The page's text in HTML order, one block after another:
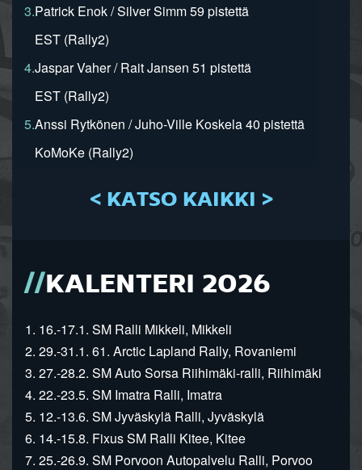
3.Patrick Enok / Silver Simm 59 pistettä
EST (Rally2)
4.Jaspar Vaher / Rait Jansen 51 pistettä
EST (Rally2)
5.Anssi Rytkönen / Juho-Ville Koskela 40 pistettä
KoMoKe (Rally2)
< KATSO KAIKKI >
KALENTERI 2026
1. 16.-17.1. SM Ralli Mikkeli, Mikkeli
2. 29.-31.1. 61. Arctic Lapland Rally, Rovaniemi
3. 27.-28.2. SM Auto Sorsa Riihimäki-ralli, Riihimäki
4. 22.-23.5. SM Imatra Ralli, Imatra
5. 12.-13.6. SM Jyväskylä Ralli, Jyväskylä
6. 14.-15.8. Fixus SM Ralli Kitee, Kitee
7. 25.-26.9. SM Porvoon Autopalvelu Ralli, Porvoo